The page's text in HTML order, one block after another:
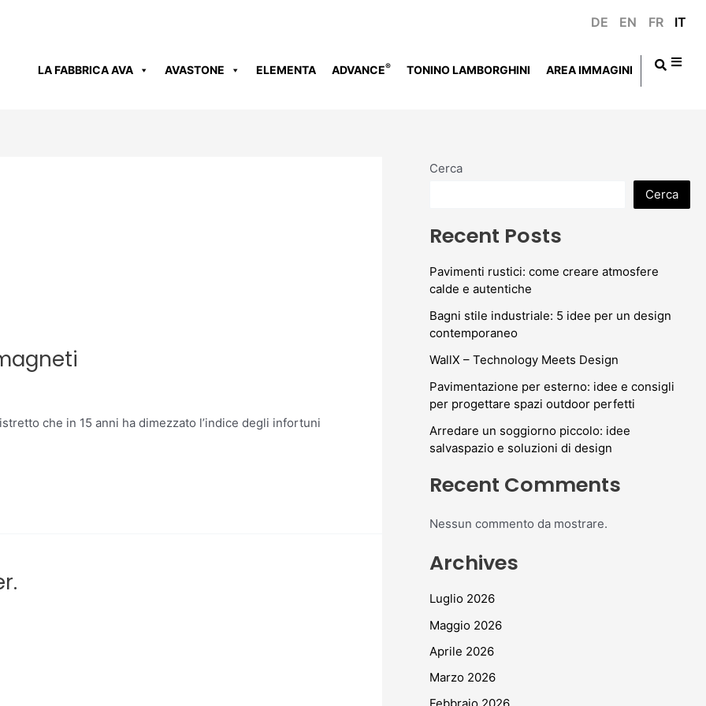
DE EN FR IT
LA FABBRICA AVA AVASTONE ELEMENTA ADVANCE® TONINO LAMBORGHINI AREA IMMAGINI
che in 15 anni ha dimezzato l’indice degli infortuni
Cerca
Cerca
Recent Posts
Pavimenti rustici: come creare atmosfere
calde e autentiche
Bagni stile industriale: 5 idee per un design
contemporaneo
WallX – Technology Meets Design
Pavimentazione per esterno: idee e consigli
per progettare spazi outdoor perfetti
Arredare un soggiorno piccolo: idee
salvaspazio e soluzioni di design
Recent Comments
Nessun commento da mostrare.
Archives
Luglio 2026
Maggio 2026
Aprile 2026
Marzo 2026